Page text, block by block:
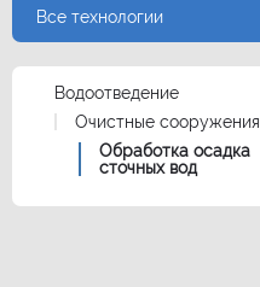
Все технологии
Водоотведение
Очистные сооружения
Обработка осадка
сточных вод